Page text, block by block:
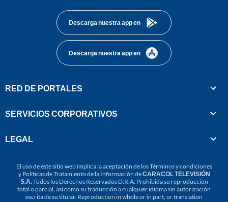
Descarga nuestra app en
Descarga nuestra app en
RED DE PORTALES
SERVICIOS CORPORATIVOS
LEGAL
El uso de este sitio web implica la aceptación de losTérminos y condiciones
y Políticas de Tratamiento de la Información deCARACOL TELEVISIÓN
S.A.Todos los Derechos Reservados D.R.A. Prohibida su reproducción
total o parcial, así como su traducción a cualquier idioma sin autorización
escrita de su titular. Reproduction in whole or in part, or translation